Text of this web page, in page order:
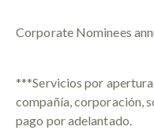
Corporate Nominees
***Servicios por
compañía, corporación,
pago por adelantado.